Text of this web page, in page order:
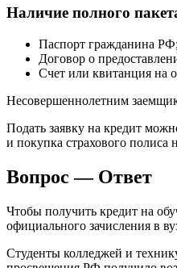
Наличие полного
Паспорт гражданина РФ;
Договор о
Счет или квитанция на
Несовершеннолетним
Подать заявку на кредит
и покупка страхового полиса
Вопрос — Ответ
Чтобы получить кредит на
официального зачисления в
Студенты колледжей и